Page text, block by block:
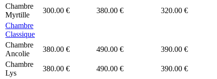
Chambre
Myrtille
300.00 € 380.00 €
320.00 €
Chambre
Classique
Chambre
Ancolie
380.00 € 490.00 €
390.00 €
Chambre
Lys
380.00 € 490.00 €
390.00 €